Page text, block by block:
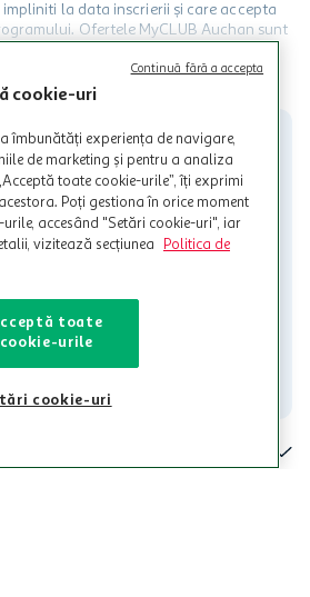
impliniti la data inscrierii și care accepta
Ofertele MyCLUB Auchan sunt
o singura data in perioada promotiei.
in legatura cu magazinele Auchan
cu alti comercianți sau pentru alte
in Termene si Conditii. Auchan
utilizarii Cardului in perioada in
sau in perioada in care sunt efectuate
la sistemul de utilizarea al Cardului.
CITESTE MAI MULT
ne!
contact@auchan.ro
Contact
cookie-uri
îmbunătăți experiența de navigare,
de marketing și pentru a analiza
toate cookie-urile”, îți exprimi
Poți gestiona în orice moment
accesând "Setări cookie-uri", iar
vizitează secțiunea
Politica de
toate
cookie-urile
cookie-uri
Continuă fără a accepta